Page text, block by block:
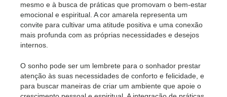
mesmo e à busca de práticas que promovam o bem-estar
emocional e espiritual. A cor amarela representa um
convite para cultivar uma atitude positiva e uma conexão
mais profunda com as próprias necessidades e desejos
internos.
O sonho pode ser um lembrete para o sonhador prestar
atenção às suas necessidades de conforto e felicidade, e
para buscar maneiras de criar um ambiente que apoie o